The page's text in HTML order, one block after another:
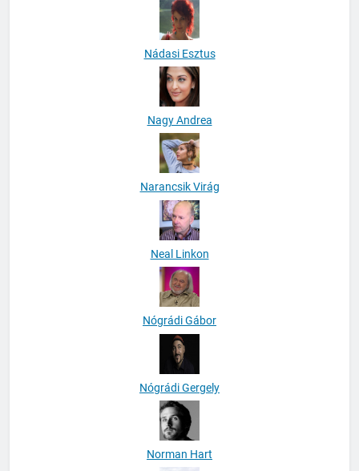
Nádasi Esztus
Nagy Andrea
Narancsik Virág
Neal Linkon
Nógrádi Gábor
Nógrádi Gergely
Norman Hart